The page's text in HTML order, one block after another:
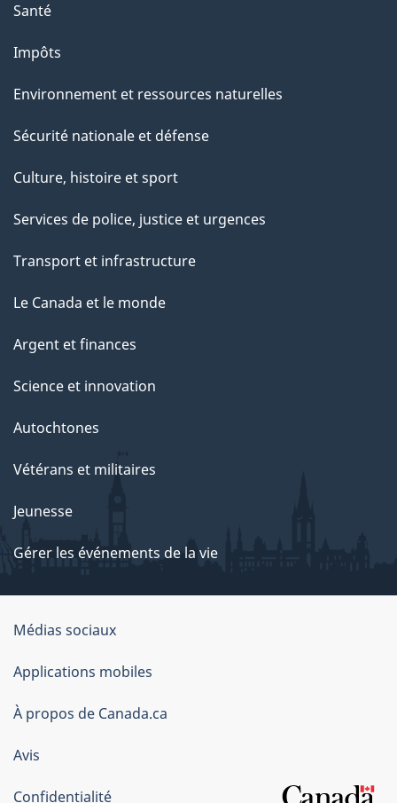
Santé
Impôts
Environnement et ressources naturelles
Sécurité nationale et défense
Culture, histoire et sport
Services de police, justice et urgences
Transport et infrastructure
Le Canada et le monde
Argent et finances
Science et innovation
Autochtones
Vétérans et militaires
Jeunesse
Gérer les événements de la vie
Organisation
du
gouvernement
du
Canada
Médias sociaux
Applications mobiles
À propos de Canada.ca
Avis
Confidentialité